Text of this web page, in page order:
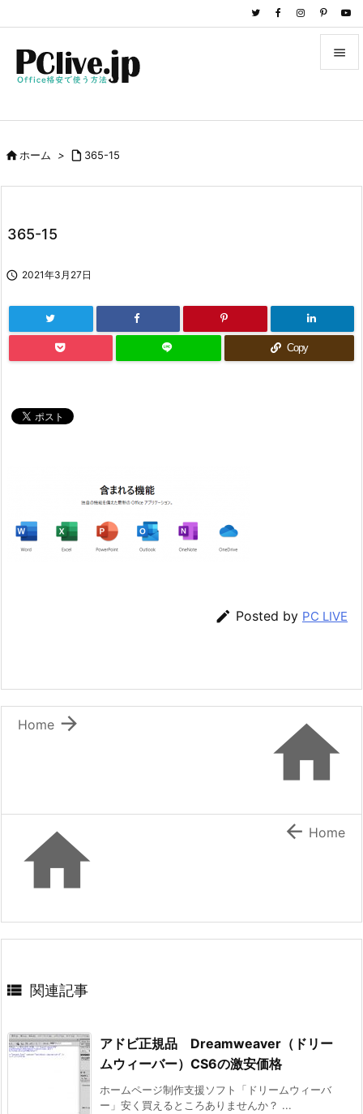

前へ
ホーム >  365-15
365-15
 2021年3月27日
Copy
 Posted by PC LIVE


Home
  Home
 関連記事
アドビ正規品 Dreamweaver（ドリー
ムウィーバー）CS6の激安価格
ホームページ制作支援ソフト「ドリームウィーバ
ー」安く買えるところありませんか？ ...